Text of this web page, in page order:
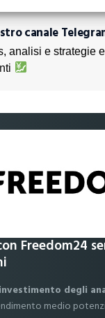
canale
analisi e strategie
Freedom24
degli
medio